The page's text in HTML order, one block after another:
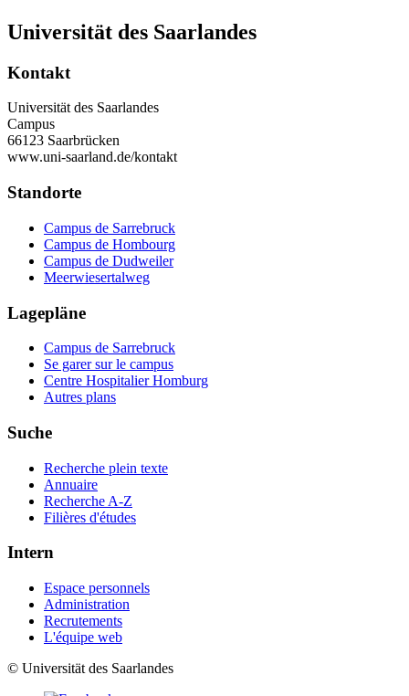
Universität des Saarlandes
Kontakt
Universität des Saarlandes
Campus
66123 Saarbrücken
www.uni-saarland.de/kontakt
Standorte
Campus de Sarrebruck
Campus de Hombourg
Campus de Dudweiler
Meerwiesertalweg
Lagepläne
Campus de Sarrebruck
Se garer sur le campus
Centre Hospitalier Homburg
Autres plans
Suche
Recherche plein texte
Annuaire
Recherche A-Z
Filières d'études
Intern
Espace personnels
Administration
Recrutements
L'équipe web
© Universität des Saarlandes